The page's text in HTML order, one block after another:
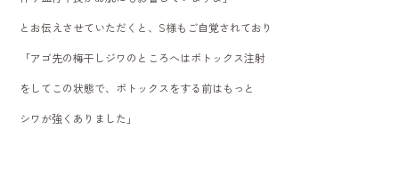
とお伝えさせていただくと、S様もご自覚されており
「アゴ先の梅干しジワのところへはボトックス注射
をしてこの状態で、ボトックスをする前はもっと
シワが強くありました」